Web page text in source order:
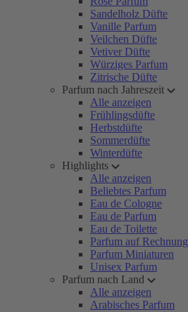
Sandelholz Düfte
Vanille Parfum
Veilchen Düfte
Vetiver Düfte
Würziges Parfum
Zitrische Düfte
Parfum nach Jahreszeit
Alle anzeigen
Frühlingsdüfte
Herbstdüfte
Sommerdüfte
Winterdüfte
Highlights
Alle anzeigen
Beliebtes Parfum
Eau de Cologne
Eau de Parfum
Eau de Toilette
Parfum auf Rechnung
Parfum Miniaturen
Unisex Parfum
Parfum nach Land
Alle anzeigen
Arabisches Parfum